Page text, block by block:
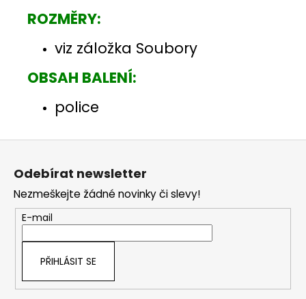
ROZMĚRY:
viz záložka Soubory
OBSAH BALENÍ:
police
Z
Odebírat newsletter
Nezmeškejte žádné novinky či slevy!
E-mail
PŘIHLÁSIT SE